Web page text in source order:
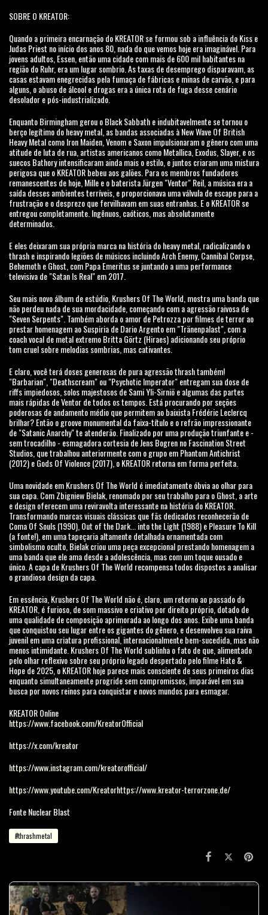
SOBRE O KREATOR:
Quando a primeira encarnação do KREATOR se formou sob a influência do Kiss e
Judas Priest no início dos anos 80, nada do que vemos hoje era imaginável. Para
jovens adultos, Essen, então uma cidade com mais de 600 mil habitantes na
região do Ruhr, era um lugar sombrio. As taxas de desemprego disparavam, as
casas estavam enegrecidas pela fumaça de fábricas e minas de carvão, e para
alguns, o abuso de álcool e drogas era a única rota de fuga desse cenário
desolador e pós-industrializado.
Enquanto Birmingham gerou o Black Sabbath e indubitavelmente se tornou o
berço legítimo do heavy metal, as bandas associadas à New Wave Of British
Heavy Metal como Iron Maiden, Venom e Saxon impulsionaram o gênero com uma
atitude de luta de rua, artistas americanos como Metallica, Exodus, Slayer, e os
suecos Bathory intensificaram ainda mais o estilo, e juntos criaram uma mistura
perigosa que o KREATOR bebeu aos galões. Para os membros fundadores
remanescentes de hoje, Mille e o baterista Jürgen "Ventor" Reil, a música era a
saída desses ambientes terríveis, e proporcionava uma válvula de escape para a
frustração e o desprezo que fervilhavam em suas entranhas. E o KREATOR se
entregou completamente. Ingênuos, caóticos, mas absolutamente
determinados.
E eles deixaram sua própria marca na história do heavy metal, radicalizando o
thrash e inspirando legiões de músicos incluindo Arch Enemy, Cannibal Corpse,
Behemoth e Ghost, com Papa Emeritus se juntando a uma performance
televisiva de "Satan Is Real" em 2017.
Seu mais novo álbum de estúdio, Krushers Of The World, mostra uma banda que
não perdeu nada de sua mordacidade, começando com a agressão raivosa de
"Seven Serpents". Também aborda o amor de Petrozza por filmes de terror ao
prestar homenagem ao Suspiria de Dario Argento em "Tränenpalast", com a
coach vocal de metal extremo Britta Görtz (Hiraes) adicionando seu próprio
tom cruel sobre melodias sombrias, mas cativantes.
E claro, você terá doses generosas de pura agressão thrash também!
"Barbarian", "Deathscream" ou "Psychotic Imperator" entregam sua dose de
riffs impiedosos, solos majestosos de Sami Yli-Sirniö e algumas das partes
mais rápidas de Ventor de todos os tempos. Está procurando por seções
poderosas de andamento médio que permitem ao baixista Frédéric Leclercq
brilhar? Então o groove monumental da faixa-título e o refrão impressionante
de "Satanic Anarchy" te atenderão. Finalizado por uma produção triunfante e -
sem trocadilho - esmagadora cortesia de Jens Bogren no Fascination Street
Studios, que trabalhou anteriormente com o grupo em Phantom Antichrist
(2012) e Gods Of Violence (2017), o KREATOR retorna em forma perfeita.
Uma novidade em Krushers Of The World é imediatamente óbvia ao olhar para
sua capa. Com Zbigniew Bielak, renomado por seu trabalho para o Ghost, a arte
e design oferecem uma reviravolta interessante na história do KREATOR.
Transformando marcas visuais clássicas que fãs dedicados reconhecerão de
Coma Of Souls (1990), Out of the Dark... into the Light (1988) e Pleasure To Kill
(a fonte!), em uma tapeçaria altamente detalhada ornamentada com
simbolismo oculto, Bielak criou uma peça excepcional prestando homenagem a
uma banda que ele ama desde a adolescência, mas com um toque ousado e
único. A capa de Krushers Of The World recompensa todos dispostos a analisar
o grandioso design da capa.
Em essência, Krushers Of The World não é, claro, um retorno ao passado do
KREATOR, é furioso, de som massivo e criativo por direito próprio, dotado de
uma qualidade de composição aprimorada ao longo dos anos. Exibe uma banda
que conquistou seu lugar entre os gigantes do gênero, e desenvolveu sua raiva
juvenil em uma criatura profissional, internacionalmente bem-sucedida, mas não
menos intimidante. Krushers Of The World sublinha o fato de que, alimentado
pelo olhar reflexivo sobre seu próprio legado despertado pelo filme Hate &
Hope de 2025, o KREATOR hoje parece mais consciente de seus primeiros dias
enquanto simultaneamente progride sem compromissos, imparável em sua
busca por novos reinos para conquistar e novos mundos para esmagar.
KREATOR Online
https://www.facebook.com/KreatorOfficial
https://x.com/kreator
https://www.instagram.com/kreatorofficial/
https://www.youtube.com/Kreatorhttps://www.kreator-terrorzone.de/
Fonte Nuclear Blast
#thrashmetal